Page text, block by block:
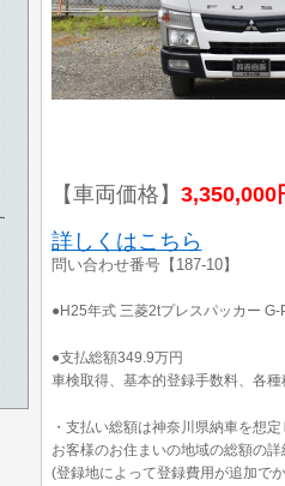
【車両価格】 3,350,000
詳しくはこちら
問い合わせ番号【187-10】
●H25年式 三菱2tプレスパッカー
●支払総額349.9万円
車検取得、基本的登録手数料、各
・支払い総額は神奈川県納車を想
お客様のお住まいの地域の総額の
(登録地によって登録費用が追加で